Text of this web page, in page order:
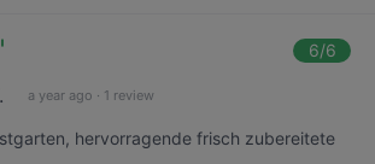
6/6
a year ago · 1 review
hervorragende frisch zubereitete